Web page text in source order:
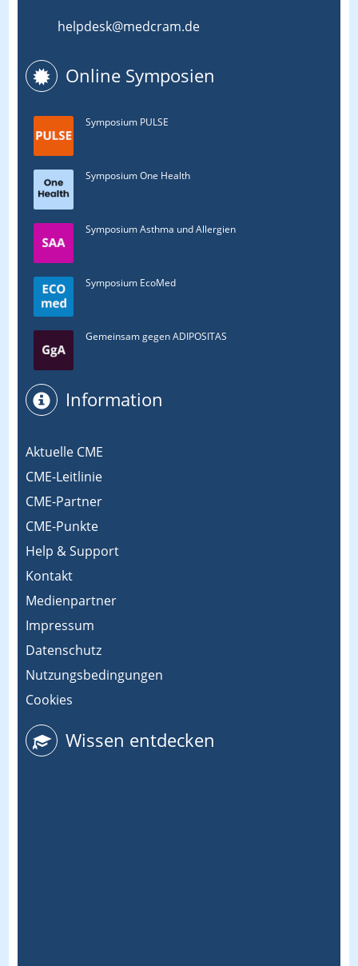
helpdesk@medcram.de
Online Symposien
Symposium PULSE
Symposium One Health
Symposium Asthma und Allergien
Symposium EcoMed
Gemeinsam gegen ADIPOSITAS
Information
Aktuelle CME
CME-Leitlinie
CME-Partner
CME-Punkte
Help & Support
Kontakt
Medienpartner
Impressum
Datenschutz
Nutzungsbedingungen
Cookies
Wissen entdecken